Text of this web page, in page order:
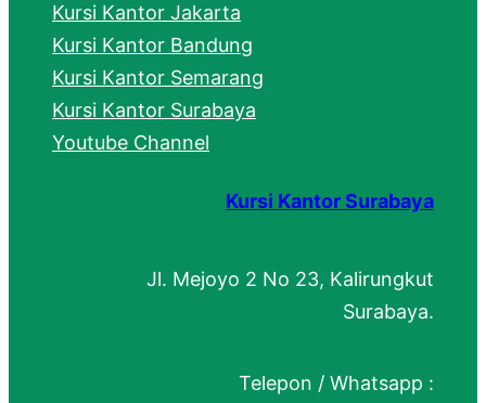
Kursi Kantor Jakarta
Kursi Kantor Bandung
Kursi Kantor Semarang
Kursi Kantor Surabaya
Youtube Channel
Kursi Kantor Surabaya
Jl. Mejoyo 2 No 23, Kalirungkut
Surabaya.
Telepon / Whatsapp :